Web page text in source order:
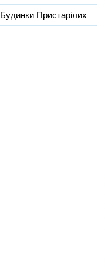
Будинки Пристарілих